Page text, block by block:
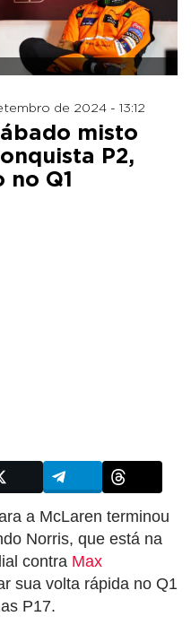
de 2024 - 13:12
misto
P2,
Q1
a McLaren terminou
Norris, que está na
contra Max
sua volta rápida no Q1
P17.